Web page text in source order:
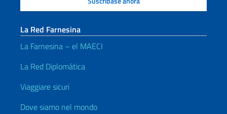
La Red Farnesina
La Farnesina – el MAECI
La Red Diplomática
Viaggiare sicuri
Dove siamo nel mondo